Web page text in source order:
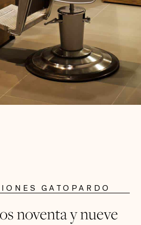
GATOPARDO
noventa y nueve